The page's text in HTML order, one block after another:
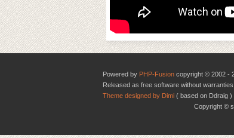
Powered by PHP-Fusion copyright © 2002 -
Released as free software without
Theme designed by Dimi ( based on Ddraig )
Copyright ©